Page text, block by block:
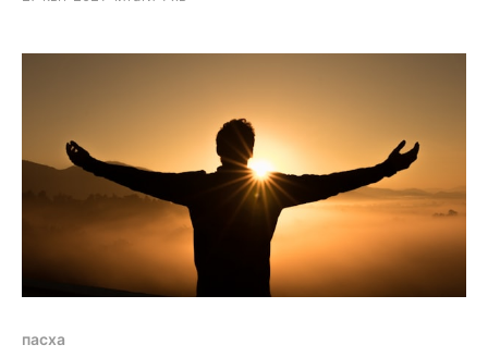
розбійників. 47 І Він кожного дня у храмі навчав. А
народу шукали, щоб Його погубити, 48 але
пасха